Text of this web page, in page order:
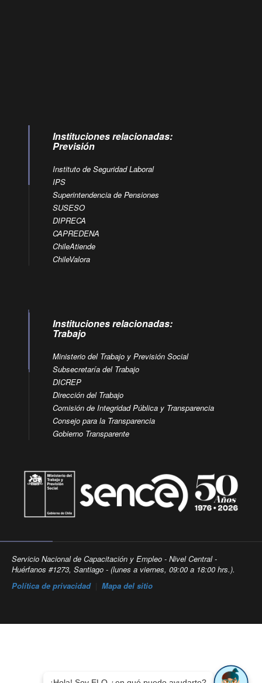
Instituciones relacionadas:
Previsión
Instituto de Seguridad Laboral
IPS
Superintendencia de Pensiones
SUSESO
DIPRECA
CAPREDENA
ChileAtiende
ChileValora
Instituciones relacionadas:
Trabajo
Ministerio del Trabajo y Previsión Social
Subsecretaría del Trabajo
DICREP
Dirección del Trabajo
Comisión de Integridad Pública y Transparencia
Consejo para la Transparencia
Gobierno Transparente
Servicio Nacional de Capacitación y Empleo - Nivel Central -
Huérfanos #1273, Santiago - (lunes a viernes, 09:00 a 18:00 hrs.).
Política de privacidad| Mapa del sitio